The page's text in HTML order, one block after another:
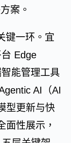
案。
键一环。宜
Edge
能管理工具
AI（AI
型更新与快
面性展示，